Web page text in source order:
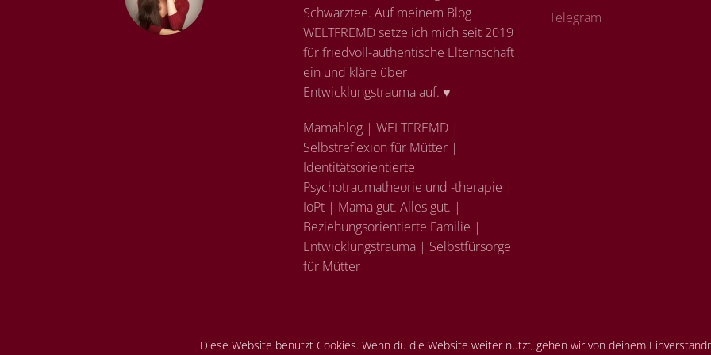
Schwarztee. Auf meinem Blog
WELTFREMD setze ich mich seit 2019
für friedvoll-authentische Elternschaft
ein und kläre über
Entwicklungstrauma auf. ♥
Mamablog | WELTFREMD |
Selbstreflexion für Mütter |
Identitätsorientierte
Psychotraumatheorie und -therapie |
IoPt | Mama gut. Alles gut. |
Beziehungsorientierte Familie |
Entwicklungstrauma | Selbstfürsorge
für Mütter
Telegram
Diese Website benutzt Cookies. Wenn du die Website weiter nutzt, gehen wir von deinem